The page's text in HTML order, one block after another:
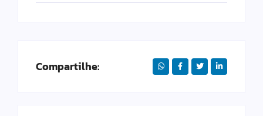
Compartilhe: